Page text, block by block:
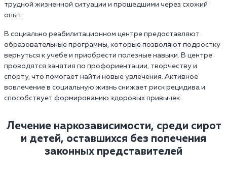
трудной жизненной ситуации и прошедшими через схожий
опыт.
В социально реабилитационном центре предоставляют
образовательные программы, которые позволяют подростку
вернуться к учебе и приобрести полезные навыки. В центре
проводятся занятия по профориентации, творчеству и
спорту, что помогает найти новые увлечения. Активное
вовлечение в социальную жизнь снижает риск рецидива и
способствует формированию здоровых привычек.
Лечение наркозависимости, среди сирот
и детей, оставшихся без попечения
законных представителей